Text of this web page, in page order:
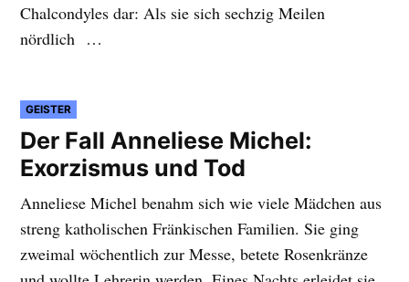
Chalcondyles dar: Als sie sich sechzig Meilen
nördlich …
VERÖFFENTLICHT
IN
GEISTER
Der Fall Anneliese Michel:
Exorzismus und Tod
Anneliese Michel benahm sich wie viele Mädchen aus
streng katholischen Fränkischen Familien. Sie ging
zweimal wöchentlich zur Messe, betete Rosenkränze